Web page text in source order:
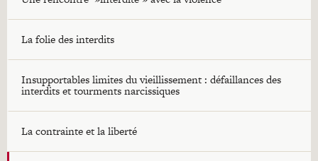
La folie des interdits
Insupportables limites du vieillissement : défaillances des
interdits et tourments narcissiques
La contrainte et la liberté